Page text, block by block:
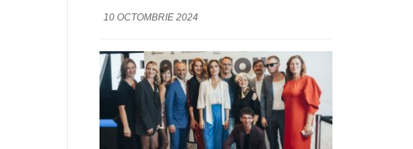
10 OCTOMBRIE 2024